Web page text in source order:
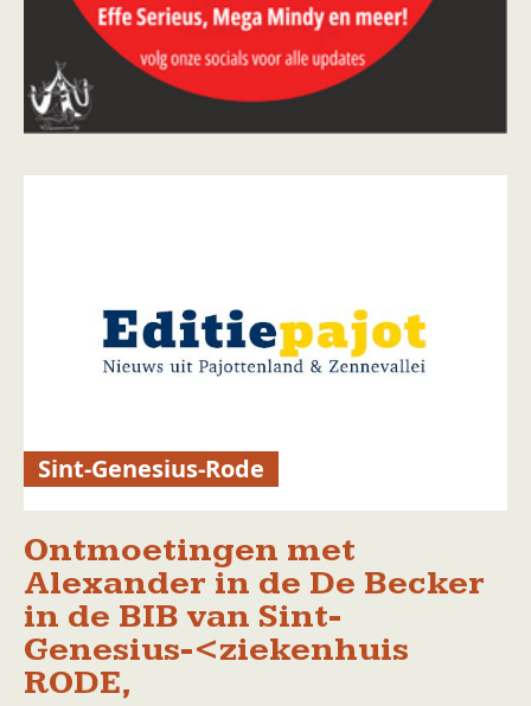
Sint-Genesius-Rode
Ontmoetingen met
Alexander in de De Becker
in de BIB van Sint-
Genesius-<ziekenhuis
RODE,